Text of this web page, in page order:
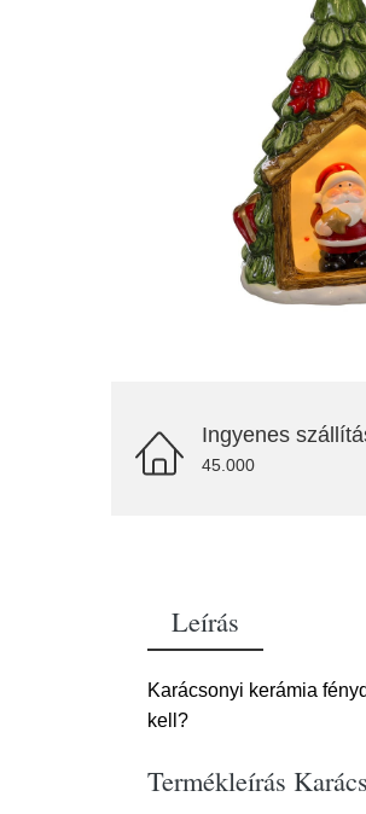
Ingyenes
45.000
Leírás
Karácsonyi kerámia
kell?
Termékleírás